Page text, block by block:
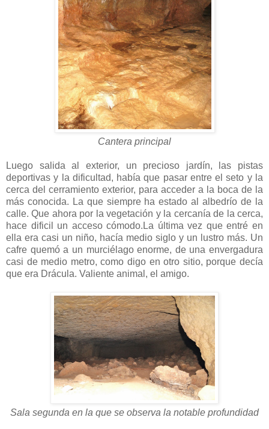
Cantera principal
Luego salida al exterior, un precioso jardín, las pistas
deportivas y la dificultad, había que pasar entre el seto y la
cerca del cerramiento exterior, para acceder a la boca de la
más conocida. La que siempre ha estado al albedrío de la
calle. Que ahora por la vegetación y la cercanía de la cerca,
hace dificil un acceso cómodo.La última vez que entré en
ella era casi un niño, hacía medio siglo y un lustro más. Un
cafre quemó a un murciélago enorme, de una envergadura
casi de medio metro, como digo en otro sitio, porque decía
que era Drácula. Valiente animal, el amigo.
Sala segunda en la que se observa la notable profundidad